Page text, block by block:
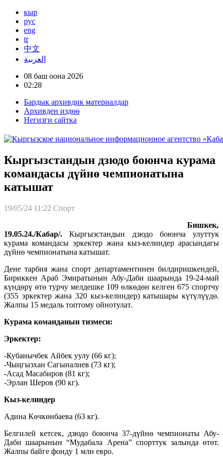
кыр
рус
eng
tr
中文
العربية
08 баш оона 2026
02:28
Бардык архивдик материалдар
Архивден издөө
Негизги сайтка
Кыргызстандын дзюдо боюнча курама
командасы дүйнө чемпионатына
катышат
19/05/24 11:22 Спорт
Бишкек,
19.05.24./Кабар/.Кыргызстандын дзюдо боюнча улуттук
курама командасы эркектер жана кыз-келиндер арасындагы
дүйнө чемпионатына катышат.
Дене тарбия жана спорт департаментинен билдиришкендей,
Бириккен Араб Эмиратынын Абу-Даби шаарында 19-24-май
күндөрү өтө турчу мелдешке 109 өлкөдөн келген 675 спортчу
(355 эркектер жана 320 кыз-келиндер) катышары күтүлүүдө.
Жалпы 15 медаль топтому ойнотулат.
Курама команданын тизмеси:
Эркектер:
-Кубанычбек Айбек уулу (66 кг);
-Чыңгызхан Сагыналиев (73 кг);
-Асад Масабиров (81 кг);
-Эрлан Шеров (90 кг).
Кыз-келиндер
Адина Көчкөнбаева (63 кг).
Белгилей кетсек, дзюдо боюнча 37-дүйнө чемпионаты Абу-
Даби шаарынын “Мудабала Арена” спорттук залында өтөт.
Жалпы байге фонду 1 млн евро.